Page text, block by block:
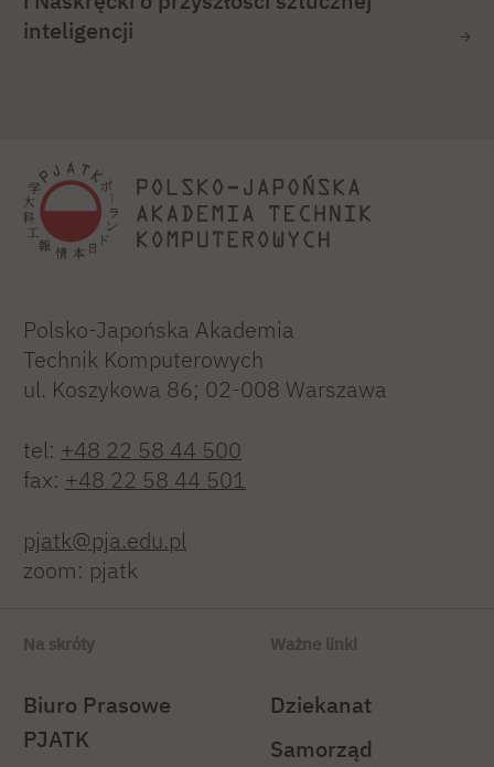
inteligencji
Polsko-Japońska Akademia
Technik Komputerowych
ul. Koszykowa 86; 02-008 Warszawa
tel: +48 22 58 44 500
fax: +48 22 58 44 501
pjatk@pja.edu.pl
zoom: pjatk
Na skróty
Biuro Prasowe
PJATK
Ważne linki
Dziekanat
Samorząd